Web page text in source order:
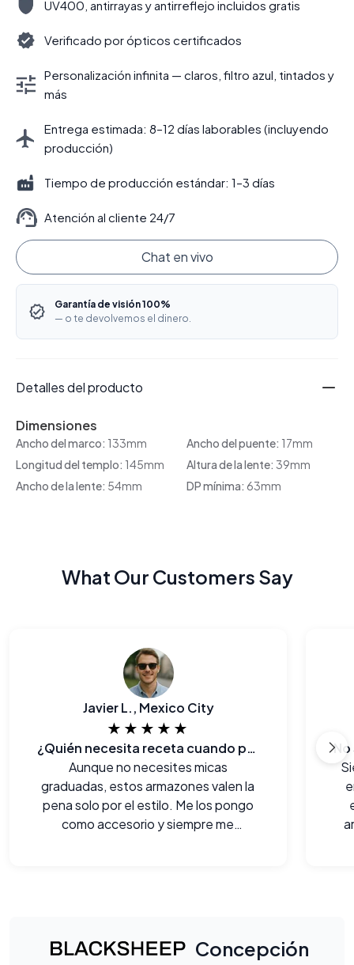
UV400, antirrayas y antirreflejo incluidos gratis
Verificado por ópticos certificados
Personalización infinita — claros, filtro azul, tintados y
más
Entrega estimada: 8–12 días laborables (incluyendo
producción)
Tiempo de producción estándar: 1–3 días
Atención al cliente 24/7
Chat en vivo
Garantía de visión 100%
— o te devolvemos el dinero.
Detalles del producto
Dimensiones
Ancho del marco: 133mm Ancho del puente: 17mm
Longitud del templo: 145mm Altura de la lente: 39mm
Ancho de la lente: 54mm DP mínima: 63mm
What Our Customers Say
Javier L., Mexico City
★★★★★
¿Quién necesita receta cuando puedes verte así?
Aunque no necesites micas
graduadas, estos armazones valen la
pena solo por el estilo. Me los pongo
como accesorio y siempre me
Concepción